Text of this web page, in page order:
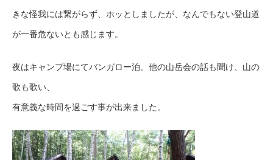
きな怪我には繋がらず、ホッとしましたが、なんでもない登山道
が一番危ないとも感じます。
夜はキャンプ場にてバンガロー泊。他の山岳会の話も聞け、山の
歌も歌い、
有意義な時間を過ごす事が出来ました。